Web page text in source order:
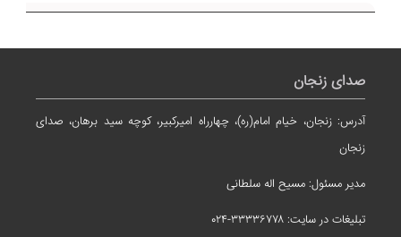
صدای زنجان
آدرس: زنجان، خیام امام(ره)، چهارراه امیرکبیر، کوچه سید برهان، صدای
زنجان
مدیر مسئول: مسیح اله سلطانی
تبلیغات در سایت: ۳۳۳۳۶۷۷۸-۰۲۴